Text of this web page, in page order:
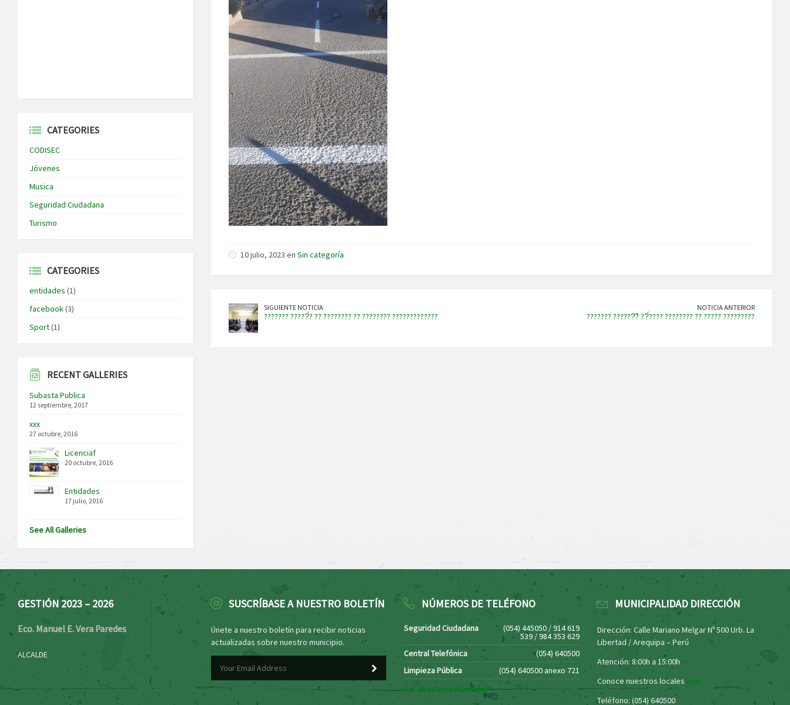
10 julio, 2023 en Sin categoría
SIGUIENTE NOTICIA
??????? ?????́? ?? ???????? ?? ???????? ?????????????
NOTICIA ANTERIOR
??????? ??????̃? ??́???? ???????? ?? ????? ?????????
CATEGORIES
CODISEC
Jóvenes
Musica
Seguridad Ciudadana
Turismo
CATEGORIES
entidades (1)
facebook(3)
Sport(1)
RECENT GALLERIES
Subasta Publica
12 septiembre, 2017
xxx
27 octubre, 2016
Licenciaf
20 octubre, 2016
Entidades
17 julio, 2016
See All Galleries
GESTIÓN 2023 – 2026
Eco. Manuel E. Vera Paredes
ALCALDE
SUSCRÍBASE A NUESTRO BOLETÍN
Únete a nuestro boletín para recibir noticias
actualizadas sobre nuestro municipio.
NÚMEROS DE TELÉFONO
Seguridad Ciudadana (054) 445050 / 914 619
539 / 984 353 629
Central Telefónica
(054) 640500
Limpieza Pública
(054) 640500 anexo 721
Ver directorio municipal
MUNICIPALIDAD DIRECCIÓN
Dirección: Calle Mariano Melgar Nº 500 Urb. La
Libertad / Arequipa – Perú
Atención: 8:00h a 15:00h
Conoce nuestros locales aquí
Teléfono: (054) 640500